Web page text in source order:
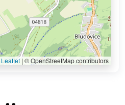
Leaflet | © OpenStreetMap contributors